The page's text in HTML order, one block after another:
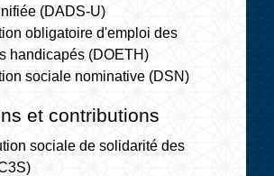
(DADS-U)
obligatoire d'emploi des
handicapés (DOETH)
sociale nominative (DSN)
et contributions
sociale de solidarité des